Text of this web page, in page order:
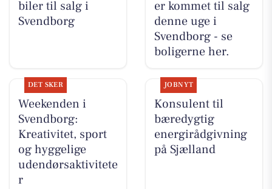
biler til salg i
Svendborg
er kommet til salg
denne uge i
Svendborg - se
boligerne her.
DET SKER
Weekenden i
Svendborg:
Kreativitet, sport
og hyggelige
udendørsaktivitete
r
JOBNYT
Konsulent til
bæredygtig
energirådgivning
på Sjælland